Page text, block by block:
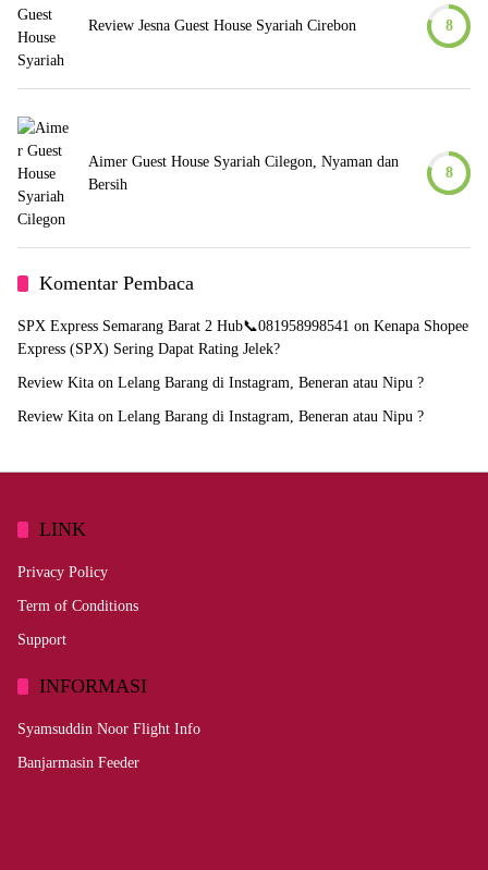
Review Jesna Guest House Syariah Cirebon 8
Aimer Guest House Syariah Cilegon, Nyaman dan
Bersih
8
Komentar Pembaca
SPX Express Semarang Barat 2 Hub📞081958998541 on Kenapa Shopee
Express (SPX) Sering Dapat Rating Jelek?
Review Kita on Lelang Barang di Instagram, Beneran atau Nipu ?
Review Kita on Lelang Barang di Instagram, Beneran atau Nipu ?
LINK
Privacy Policy
Term of Conditions
Support
INFORMASI
Syamsuddin Noor Flight Info
Banjarmasin Feeder